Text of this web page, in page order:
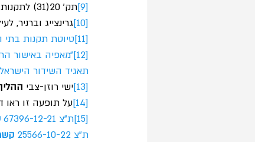
[9]
תק׳ 20(31) לתקנות בתי המשפט (אגרות), התשס״ז-2007.
[10]
גרינצייג וברניר,
[11]
טיוטת תקנות בתי
[12]
״מאפיה באישור
תאגיד השידור הישראלי
[13]
ישי רוזן-צבי
[14]
על תופעה זו ראו
[15]
ת"צ 67396-12-21
ת"צ 25566-10-22